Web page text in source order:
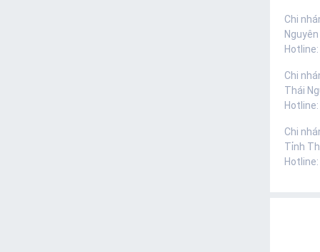
Chi
Nguyên
Hotline:
Chi
Thái
Hotline:
Chi
Tỉnh
Hotline: